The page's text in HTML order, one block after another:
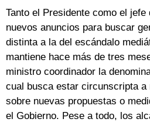
Tanto el Presidente como el jefe
nuevos anuncios para buscar
distinta a la del escándalo
mantiene hace más de tres
ministro coordinador la
cual busca estar circunscripta
sobre nuevas propuestas o
el Gobierno. Pese a todo, los